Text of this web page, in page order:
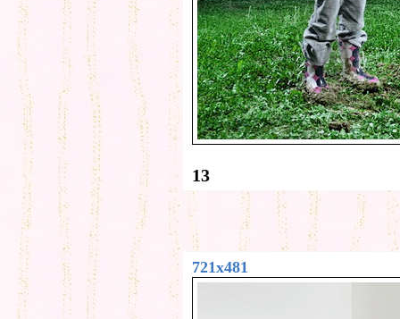
13
721x481